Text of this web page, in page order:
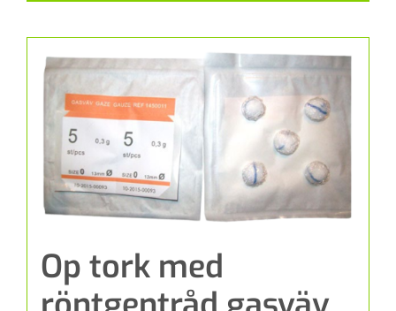
Op tork med